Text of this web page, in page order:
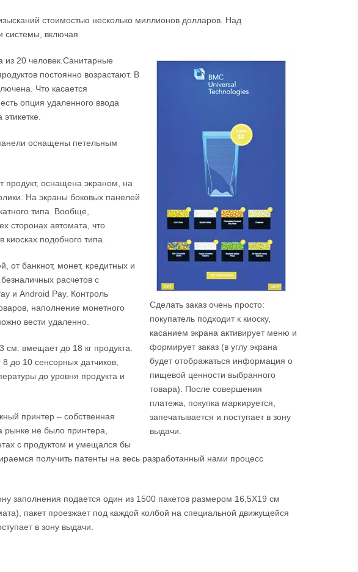
стоимостью несколько миллионов долларов. Над
системы, включая
Сделать заказ очень просто:
покупатель подходит к киоску,
касанием экрана активирует меню и
формирует заказ (в углу экрана
будет отображаться информация о
пищевой ценности выбранного
товара). После совершения
платежа, покупка маркируется,
запечатывается и поступает в зону
выдачи.
из 20 человек.Санитарные
постоянно возрастают. В
Что касается
опция удаленного ввода
оснащены петельным
продукт, оснащена экраном, на
На экраны боковых панелей
типа. Вообще,
сторонах автомата, что
киосках подобного типа.
от банкнот, монет, кредитных и
расчетов с
и Android Pay. Контроль
наполнение монетного
вести удаленно.
см. вмещает до 18 кг продукта.
до 10 сенсорных датчиков,
до уровня продукта и
принтер – собственная
рынке не было принтера,
с продуктом и умещался бы
получить патенты на весь разработанный нами процесс
заполнения подается один из 1500 пакетов размером 16,5X19 см
пакет проезжает под каждой колбой на специальной движущейся
в зону выдачи.